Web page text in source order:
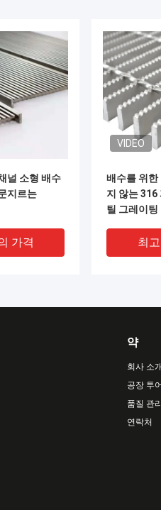
널 소형 배수
지르는
가격
VIDEO
배수를 위한
지 않는 316
틸 그레이팅
최
VIDEO
약
회사 소개
공장 투어
품질 관리
연락처